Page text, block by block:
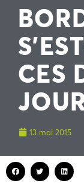
CES
13 mai 2015